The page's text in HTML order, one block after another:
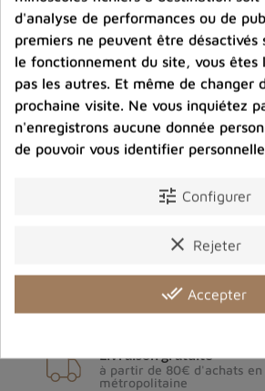
à partir de 80€ d'achats en
métropolitaine
d'analyse de performances ou de
premiers ne peuvent être désactivés
le fonctionnement du site, vous êtes
pas les autres. Et même de changer
prochaine visite. Ne vous inquiétez
n'enregistrons aucune donnée
de pouvoir vous identifier
tune Configurer
clear Rejeter
done_all Accepter